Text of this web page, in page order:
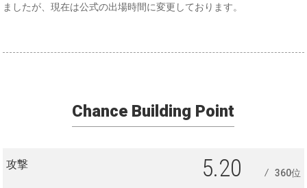
ましたが、現在は公式の出場時間に変更しております。
Chance Building Point
攻撃 5.20 360位